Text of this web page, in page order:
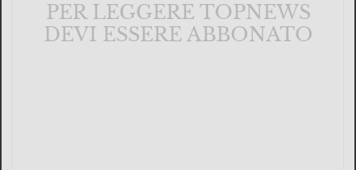
PER LEGGERE TOPNEWS
DEVI ESSERE ABBONATO